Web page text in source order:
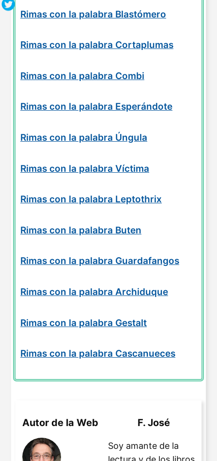
Rimas con la palabra Blastómero
Rimas con la palabra Cortaplumas
Rimas con la palabra Combi
Rimas con la palabra Esperándote
Rimas con la palabra Úngula
Rimas con la palabra Víctima
Rimas con la palabra Leptothrix
Rimas con la palabra Buten
Rimas con la palabra Guardafangos
Rimas con la palabra Archiduque
Rimas con la palabra Gestalt
Rimas con la palabra Cascanueces
Autor de la Web F. José
Soy amante de la